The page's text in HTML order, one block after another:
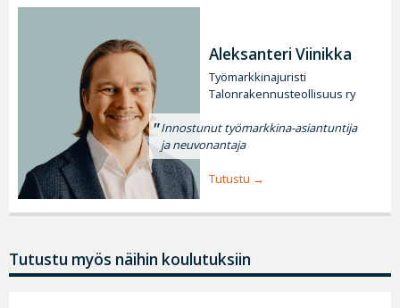
Aleksanteri Viinikka
Työmarkkinajuristi
Talonrakennusteollisuus ry
Innostunut työmarkkina-asiantuntija
ja neuvonantaja
Tutustu
Tutustu myös näihin koulutuksiin